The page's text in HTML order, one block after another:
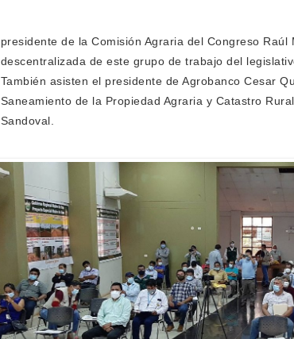
presidente de la Comisión Agraria del Congreso
descentralizada de este grupo de trabajo del
También asisten el presidente de Agrobanco Cesar
Saneamiento de la Propiedad Agraria y Catastro
Sandoval.